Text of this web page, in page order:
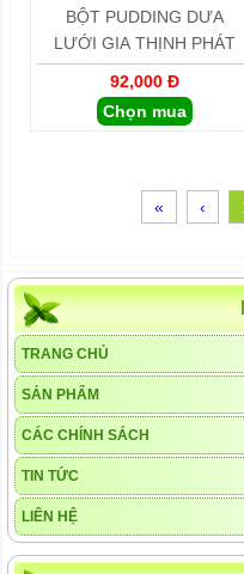
BỘT PUDDING DƯA
LƯỚI GIA THỊNH PHÁT
92,000 Đ
Chọn mua
« ‹
TRANG CHỦ
SẢN PHẨM
CÁC CHÍNH SÁCH
TIN TỨC
LIÊN HỆ